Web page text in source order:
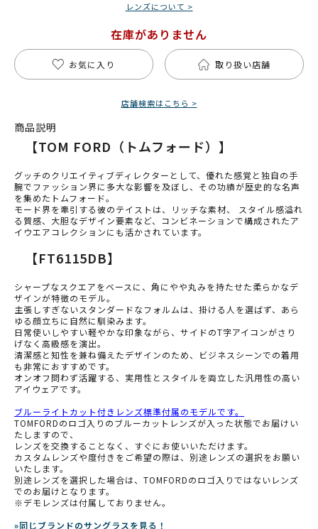
レンズについて >
在庫がありません
お気に入り 取り扱い店舗
店舗検索はこちら >
商品説明
【TOM FORD（トムフォード）】
グッチのクリエイティブディレクターとして、優れた感覚と独自の手
腕でファッション界に多大な影響を及ぼし、その功績が歴史的な名声
を集めたトムフォード。
モード界を牽引する彼のテイストは、リッチな素材、 スタイル感溢れ
る質感、大胆なデザイン要素など、コンビネーションで構成されたア
イウエアコレクションにも活かされています。
【FT6115DB】
シャープなスクエアをベースに、角にやや丸みを持たせた柔らかなデ
ザインが特徴のモデル。
主張しすぎないスタンダードなフォルムは、掛ける人を選ばず、あら
ゆる顔立ちに自然に馴染みます。
日常使いしやすい軽やかな印象ながら、サイドのT字アイコンがさり
げなく高級感を演出。
清潔感と知性を兼ね備えたデザインのため、ビジネスシーンでの着用
も非常におすすめです。
オンオフ問わず活躍する、実用性とスタイルを両立した汎用性の高い
アイウェアです。
ブルーライトカット付きレンズ標準付属のモデルです。
TOMFORDのロゴ入りのブルーカットレンズが入った状態でお届けい
たしますので、
レンズを交換することなく、すぐにお使いいただけます。
カスタムレンズや度付きをご希望の際は、別途レンズの選択をお願い
いたします。
別途レンズを選択した場合は、TOMFORDのロゴ入りではないレンズ
でのお届けとなります。
※デモレンズは付属しておりません。
»同じブランドのサングラスを見る！